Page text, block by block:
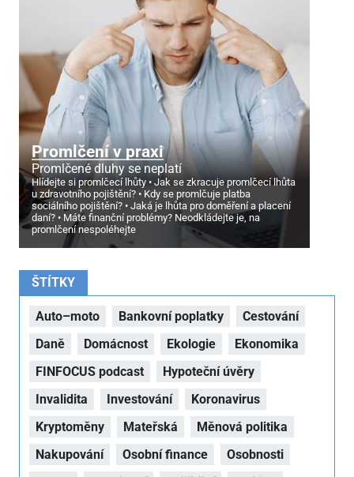
Promlčení v praxi
Promlčené dluhy se neplatí
Hlídejte si promlčecí lhůty
Jak se zkracuje promlčecí lhůta
u zdravotního pojištění?
Kdy se promlčuje platba
sociálního pojištění?
Jaká je lhůta pro doměření a placení
daní?
Máte finanční problémy? Neodkládejte je, na
promlčení nespoléhejte
ŠTÍTKY
Auto–moto Bankovní poplatky
Cestování
Daně
Domácnost Ekologie
Ekonomika
FINFOCUS podcast
Hypoteční úvěry
Invalidita
Investování
Koronavirus
Kryptoměny
Mateřská
Měnová politika
Nakupování
Osobní finance
Osobnosti